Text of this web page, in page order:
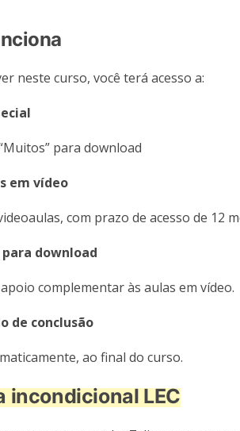
neste curso, você terá acesso a:
para download
em vídeo
com prazo de acesso de 12
para download
complementar às aulas em vídeo.
de conclusão
ao final do curso.
incondicional LEC